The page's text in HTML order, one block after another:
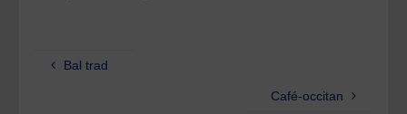
Bal trad
Café-occitan